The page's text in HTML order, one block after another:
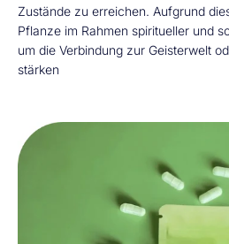
Zustände zu erreichen. Aufgrund
Pflanze im Rahmen spiritueller und
um die Verbindung zur Geisterwelt
stärken